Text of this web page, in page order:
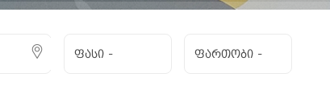
ფასი - ფართობი -